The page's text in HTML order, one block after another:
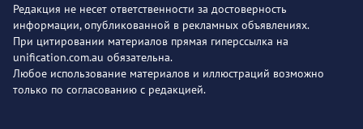
Редакция не несет ответственности за достоверность
информации, опубликованной в рекламных объявлениях.
При цитировании материалов прямая гиперссылка на
unification.com.au обязательна.
Любое использование материалов и иллюстраций возможно
только по согласованию с редакцией.